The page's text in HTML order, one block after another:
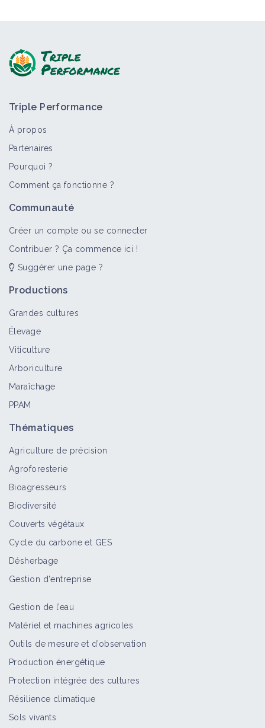
Triple Performance
À propos
Partenaires
Pourquoi ?
Comment ça fonctionne ?
Communauté
Créer un compte ou se connecter
Contribuer ? Ça commence ici !
Suggérer une page ?
Productions
Grandes cultures
Élevage
Viticulture
Arboriculture
Maraîchage
PPAM
Thématiques
Agriculture de précision
Agroforesterie
Bioagresseurs
Biodiversité
Couverts végétaux
Cycle du carbone et GES
Désherbage
Gestion d'entreprise
Gestion de l’eau
Matériel et machines agricoles
Outils de mesure et d’observation
Production énergétique
Protection intégrée des cultures
Résilience climatique
Sols vivants